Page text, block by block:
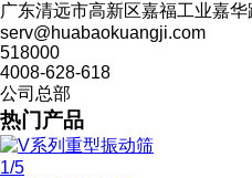
广东清远市高新区嘉福工业嘉
serv@huabaokuangji.com
518000
4008-628-618
公司总部
热门产品
1/5